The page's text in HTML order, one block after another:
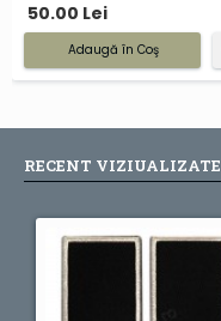
50.00 Lei
Adaugă în Coş
RECENT VIZIUALIZATE